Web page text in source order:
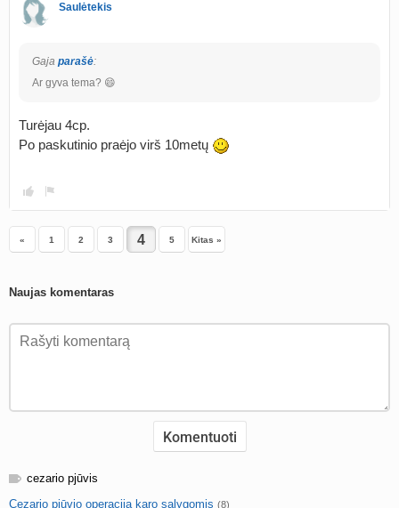
Saulėtekis
Gaja parašė:
Ar gyva tema? 😄
Turėjau 4cp.
Po paskutinio praėjo virš 10metų
« 1 2 3 5 Kitas »
Naujas komentaras
cezario pjūvis
Cezario pjūvio operacija karo sąlygomis (8)